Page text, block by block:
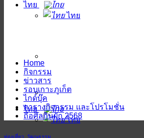
ไทย
ไทย
ไทย
ไทย
Home
กิจกรรม
ข่าวสาร
รอบเกาะภูเก็ต
ไกด์บุ๊ค
ตารางกิจกรรม และโปรโมชั่น
ถือศีลกินผัก 2568
ท่องเที่ยว วัฒนธรรม